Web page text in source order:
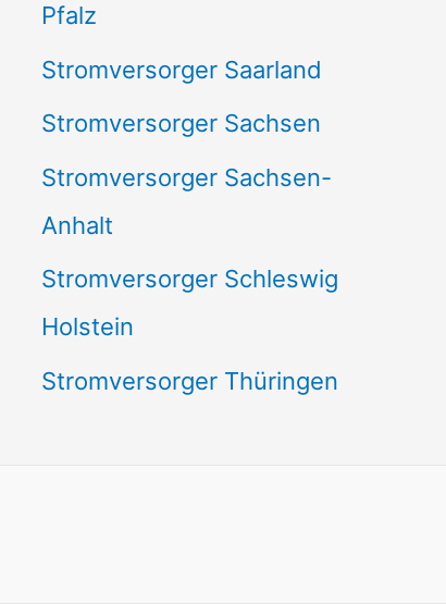
Pfalz
Stromversorger Saarland
Stromversorger Sachsen
Stromversorger Sachsen-
Anhalt
Stromversorger Schleswig
Holstein
Stromversorger Thüringen